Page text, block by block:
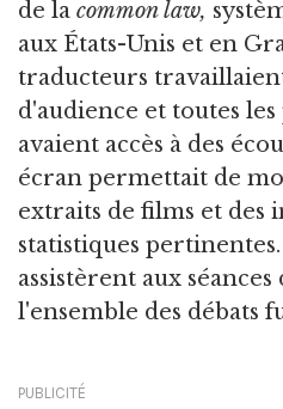
de la common law,
aux États-Unis et en
traducteurs
d'audience et toutes
avaient accès à des
écran permettait de
extraits de films et des
statistiques
assistèrent aux
l'ensemble des débats
PUBLICITÉ